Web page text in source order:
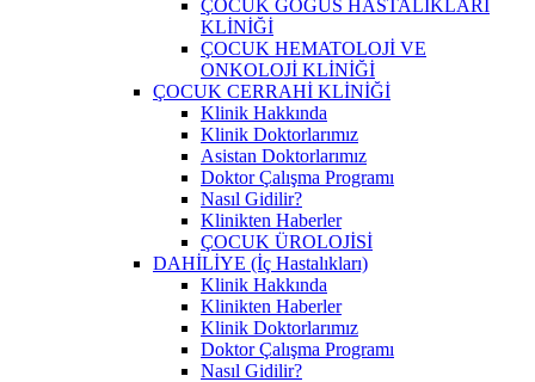
ÇOCUK GÖĞÜS HASTALIKLARI
KLİNİĞİ
ÇOCUK HEMATOLOJİ VE
ONKOLOJİ KLİNİĞİ
ÇOCUK CERRAHİ KLİNİĞİ
Klinik Hakkında
Klinik Doktorlarımız
Asistan Doktorlarımız
Doktor Çalışma Programı
Nasıl Gidilir?
Klinikten Haberler
ÇOCUK ÜROLOJİSİ
DAHİLİYE (İç Hastalıkları)
Klinik Hakkında
Klinikten Haberler
Klinik Doktorlarımız
Doktor Çalışma Programı
Nasıl Gidilir?